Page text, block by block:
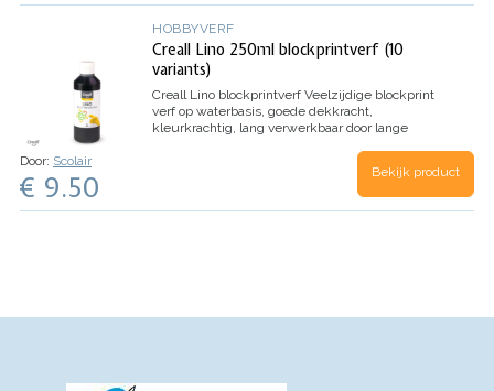
HOBBYVERF
Creall Lino 250ml blockprintverf (10
variants)
Creall Lino blockprintverf Veelzijdige blockprint
verf op waterbasis, goede dekkracht,
kleurkrachtig, lang verwerkbaar door lange
Door: Scolair
€ 9.50 Bekijk product